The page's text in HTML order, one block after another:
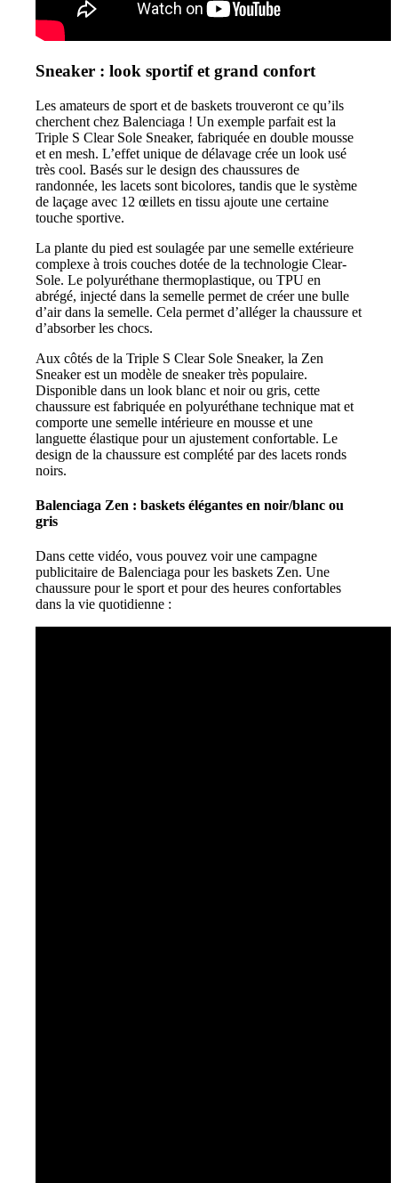
Sneaker : look sportif et grand confort
Les amateurs de sport et de baskets trouveront ce qu’ils
cherchent chez Balenciaga ! Un exemple parfait est la
Triple S Clear Sole Sneaker, fabriquée en double mousse
et en mesh. L’effet unique de délavage crée un look usé
très cool. Basés sur le design des chaussures de
randonnée, les lacets sont bicolores, tandis que le système
de laçage avec 12 œillets en tissu ajoute une certaine
touche sportive.
La plante du pied est soulagée par une semelle extérieure
complexe à trois couches dotée de la technologie Clear-
Sole. Le polyuréthane thermoplastique, ou TPU en
abrégé, injecté dans la semelle permet de créer une bulle
d’air dans la semelle. Cela permet d’alléger la chaussure et
d’absorber les chocs.
Aux côtés de la Triple S Clear Sole Sneaker, la Zen
Sneaker est un modèle de sneaker très populaire.
Disponible dans un look blanc et noir ou gris, cette
chaussure est fabriquée en polyuréthane technique mat et
comporte une semelle intérieure en mousse et une
languette élastique pour un ajustement confortable. Le
design de la chaussure est complété par des lacets ronds
noirs.
Balenciaga Zen : baskets élégantes en noir/blanc ou
gris
Dans cette vidéo, vous pouvez voir une campagne
publicitaire de Balenciaga pour les baskets Zen. Une
chaussure pour le sport et pour des heures confortables
dans la vie quotidienne :